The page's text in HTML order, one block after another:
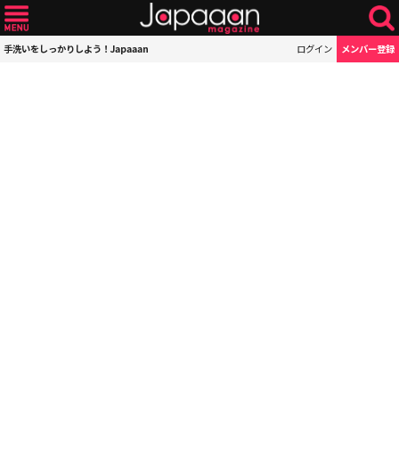
手洗いをしっかりしよう！Japaaan ログイン メンバー登録